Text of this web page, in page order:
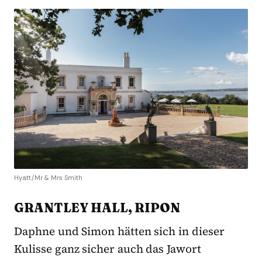
Hyatt/Mr & Mrs Smith
GRANTLEY HALL, RIPON
Daphne und Simon hätten sich in dieser
Kulisse ganz sicher auch das Jawort